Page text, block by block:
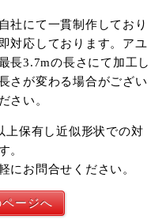
社にて一貫制作しており
対応しております。アユ
長3.7mの長さにて加工し
さが変わる場合がござい
さい。
上保有し近似形状での対
。
にお問合せください。
ージへ